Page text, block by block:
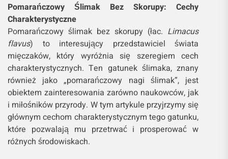
Pomarańczowy Ślimak Bez Skorupy: Cechy
Charakterystyczne
Pomarańczowy ślimak bez skorupy (łac. Limacus
flavus) to interesujący przedstawiciel świata
mięczaków, który wyróżnia się szeregiem cech
charakterystycznych. Ten gatunek ślimaka, znany
również jako „pomarańczowy nagi ślimak”, jest
obiektem zainteresowania zarówno naukowców, jak
i miłośników przyrody. W tym artykule przyjrzymy się
głównym cechom charakterystycznym tego gatunku,
które pozwalają mu przetrwać i prosperować w
różnych środowiskach.